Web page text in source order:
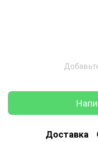
Доставка